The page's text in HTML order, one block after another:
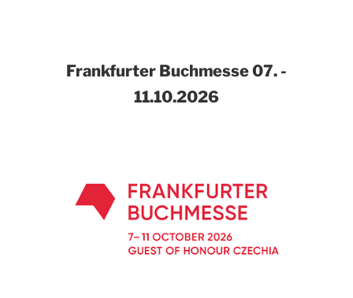
Frankfurter Buchmesse07. -
11.10.2026